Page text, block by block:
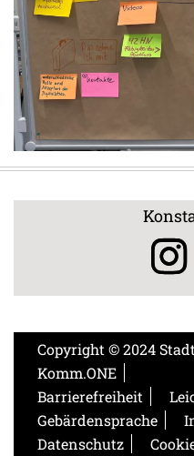
Copyright © 2024
Komm.ONE
Barrierefreiheit
Gebärdensprache
Datenschutz